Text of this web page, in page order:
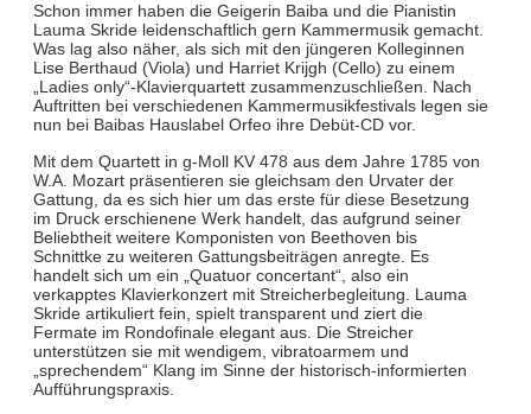
Schon immer haben die Geigerin Baiba und die Pianistin
Lauma Skride leidenschaftlich gern Kammermusik gemacht.
Was lag also näher, als sich mit den jüngeren Kolleginnen
Lise Berthaud (Viola) und Harriet Krijgh (Cello) zu einem
„Ladies only“-Klavierquartett zusammenzuschließen. Nach
Auftritten bei verschiedenen Kammermusikfestivals legen sie
nun bei Baibas Hauslabel Orfeo ihre Debüt-CD vor.
Mit dem Quartett in g-Moll KV 478 aus dem Jahre 1785 von
W.A. Mozart präsentieren sie gleichsam den Urvater der
Gattung, da es sich hier um das erste für diese Besetzung
im Druck erschienene Werk handelt, das aufgrund seiner
Beliebtheit weitere Komponisten von Beethoven bis
Schnittke zu weiteren Gattungsbeiträgen anregte. Es
handelt sich um ein „Quatuor concertant“, also ein
verkapptes Klavierkonzert mit Streicherbegleitung. Lauma
Skride artikuliert fein, spielt transparent und ziert die
Fermate im Rondofinale elegant aus. Die Streicher
unterstützen sie mit wendigem, vibratoarmem und
„sprechendem“ Klang im Sinne der historisch-informierten
Aufführungspraxis.